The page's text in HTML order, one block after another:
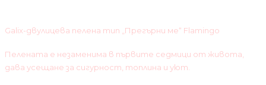
Galix-двулицева пелена тип „Прегърни ме“ Flamingo
Пелената е незаменима в първите седмици от живота,
дава усещане за сигурност, топлина и уют.